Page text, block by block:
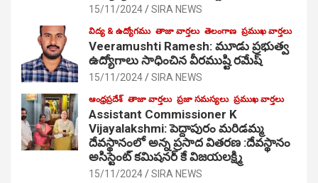
15/11/2024 SIRA NEWS
విద్య & ఉద్యోగము తాజా వార్తలు తెలంగాణ ప్రముఖ వార్తలు
Veeramushti Ramesh: మూడు ప్రభుత్వ
ఉద్యోగాలు సాధించిన వీరముష్టి రమేష్
15/11/2024 SIRA NEWS
ఆంధ్రప్రదేశ్ తాజా వార్తలు ప్రజా సమస్యలు ప్రముఖ వార్తలు
Assistant Commissioner K
Vijayalakshmi: పెద్దాపురం మరిడమ్మ
దేవస్థానంలో అన్న ప్రసాద వితరణ :దేవస్థానం
అసిస్టెంట్ కమిషనర్ కే విజయలక్ష్మి
15/11/2024 SIRA NEWS